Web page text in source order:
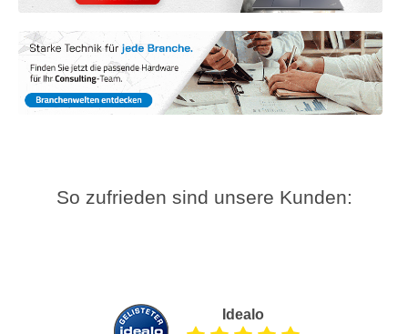
So zufrieden sind unsere Kunden:
Idealo